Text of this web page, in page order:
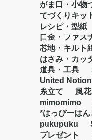
がま口・小物
てづくりキッ
レシピ・型紙
口金・ファス
芯地・キルト
はさみ・カッ
道具・工具
United
糸立て
風
mimomimo
*はっぴーは
pukupuku
プレゼント